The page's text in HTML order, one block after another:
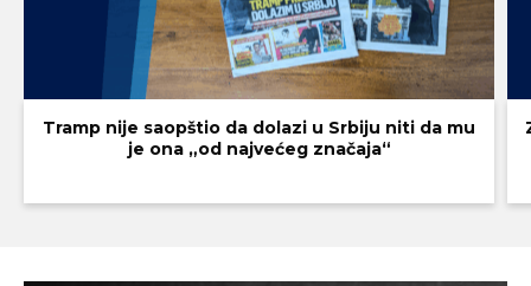
Tramp nije saopštio da dolazi u Srbiju niti da mu
je ona „od najvećeg značaja“